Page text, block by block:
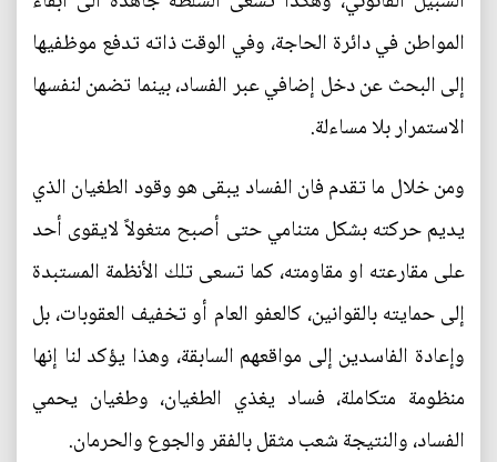
المواطن في دائرة الحاجة، وفي الوقت ذاته تدفع موظفيها
إلى البحث عن دخل إضافي عبر الفساد، بينما تضمن لنفسها
الاستمرار بلا مساءلة.
ومن خلال ما تقدم فان الفساد يبقى هو وقود الطغيان الذي
يديم حركته بشكل متنامي حتى أصبح متغولاً لايقوى أحد
على مقارعته او مقاومته، كما تسعى تلك الأنظمة المستبدة
إلى حمايته بالقوانين، كالعفو العام أو تخفيف العقوبات، بل
وإعادة الفاسدين إلى مواقعهم السابقة، وهذا يؤكد لنا إنها
منظومة متكاملة، فساد يغذي الطغيان، وطغيان يحمي
الفساد، والنتيجة شعب مثقل بالفقر والجوع والحرمان.